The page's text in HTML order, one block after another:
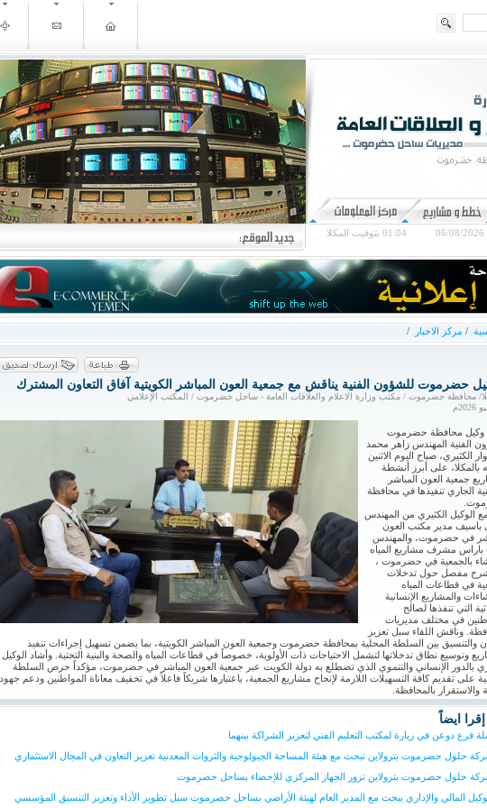
01:04 بتوقيت المكلا
/ مركز الاخبار /
حضرموت للشؤون الفنية يناقش مع جمعية العون المباشر الكويتية آفاق التعاون المشترك
محافظة حضرموت / مكتب وزارة الاعلام والعلاقات العامة - ساحل حضرموت / المكتب الإعلامي
وكيل محافظة حضرموت
الفنية المهندس زاهر محمد
الكثيري، صباح اليوم الاثنين
بالمكلا، على أبرز أنشطة
جمعية العون المباشر
الجاري تنفيذها في محافظة
الوكيل الكثيري من المهندس
باسيف مدير مكتب العون
في حضرموت، والمهندس
باراس مشرف مشاريع المياه
بالجمعية في حضرموت ،
مفصل حول تدخلات
في قطاعات المياه
والمشاريع الإنسانية
التي تنفذها لصالح
في مختلف مديريات
وناقش اللقاء سبل تعزيز
والتنسيق بين السلطة المحلية بمحافظة حضرموت وجمعية العون المباشر الكويتية، بما يضمن تسهيل إجراءات تنفيذ
وتوسيع نطاق تدخلاتها لتشمل الاحتياجات ذات الأولوية، خصوصاً في قطاعات المياه والصحة والبنية التحتية. وأشاد الوكيل
بالدور الإنساني والتنموي الذي تضطلع به دولة الكويت عبر جمعية العون المباشر في حضرموت، مؤكداً حرص السلطة
على تقديم كافة التسهيلات اللازمة لإنجاح مشاريع الجمعية، باعتبارها شريكاً فاعلاً في تخفيف معاناة المواطنين ودعم جهود
والاستقرار بالمحافظة.
إقرا ايضاً
فرع دوعن في زيارة لمكتب التعليم الفني لتعزيز الشراكة بينهما
حلول حضرموت بترولاين تبحث مع هيئة المساحة الجيولوجية والثروات المعدنية تعزيز التعاون في المجال الاستثماري
حلول حضرموت بترولاين تزور الجهاز المركزي للإحصاء بساحل حضرموت
المالي والإداري يبحث مع المدير العام لهيئة الأراضي بساحل حضرموت سبل تطوير الأداء وتعزيز التنسيق المؤسسي